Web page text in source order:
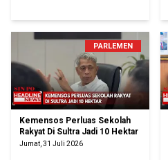
PARLEMEN
Kemensos Perluas Sekolah
Rakyat Di Sultra Jadi 10 Hektar
Jumat, 31 Juli 2026